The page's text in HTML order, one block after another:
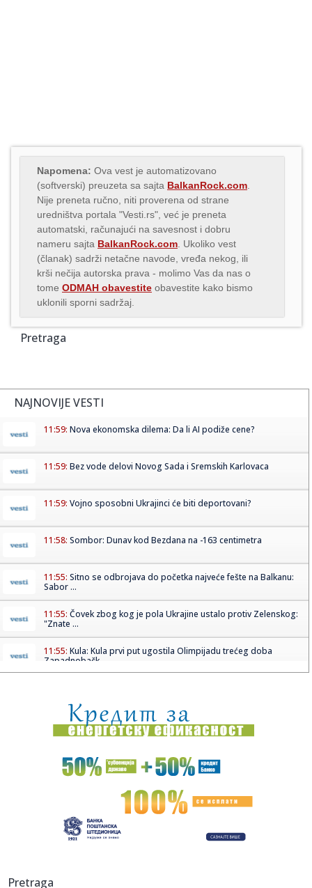
Napomena: Ova vest je automatizovano
(softverski) preuzeta sa sajta BalkanRock.com
Nije preneta ručno, niti proverena od strane
uredništva portala "Vesti.rs", već je preneta
automatski, računajući na savesnost i dobru
nameru sajta BalkanRock.com . Ukoliko vest
(članak) sadrži netačne navode, vređa nekog, ili
krši nečija autorska prava - molimo Vas da nas o
tome ODMAH obavestite obavestite kako bismo
uklonili sporni sadržaj.
Pretraga
NAJNOVIJE VESTI
11:59: Nova ekonomska dilema: Da li AI podiže cene?
11:59: Bez vode delovi Novog Sada i Sremskih Karlovaca
11:59: Vojno sposobni Ukrajinci će biti deportovani?
11:58: Sombor: Dunav kod Bezdana na -163 centimetra
11:55: Sitno se odbrojava do početka najveće fešte na Balkanu:
Sabor ...
11:55: Čovek zbog kog je pola Ukrajine ustalo protiv Zelenskog:
"Znate ...
11:55: Kula: Kula prvi put ugostila Olimpijadu trećeg doba
Zapadnobačk...
11:53:Rusi besni na klub zbog Albanca koji je provocirao Srbe
11:53:ILIĆ PRESEKAO: Četvorica iz prvog tima Partizana sele se u
Tele...
KoZmaj Fest donosi muziku i prirodu na Kosmaj
11:49:Velika odluka pred Dejvisom: U igri ugovor od 275 miliona
Pretraga